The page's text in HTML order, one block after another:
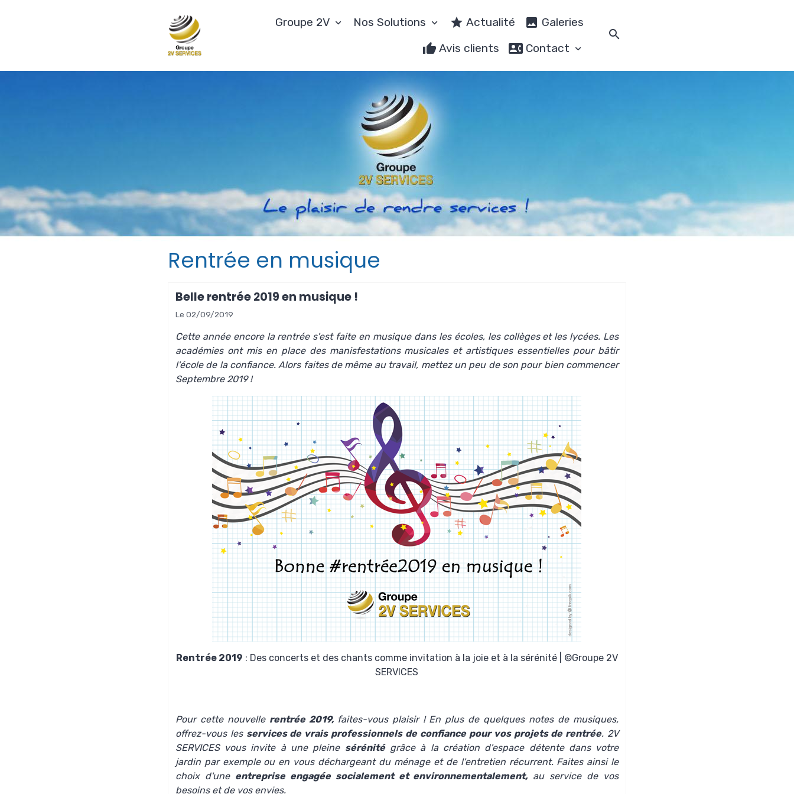
Groupe 2V Nos Solutions Actualité
Galeries
Avis clients
Contact
Rentrée en musique
Belle rentrée 2019 en musique !
Le 02/09/2019
Cette année encore la rentrée s'est faite en musique dans les écoles, les collèges et les lycées. Les
académies ont mis en place des manisfestations musicales et artistiquesessentielles pour bâtir
l'école de la confiance. Alors faites de même au travail, mettez un peu de son pour bien commencer
Septembre 2019 !
Rentrée 2019 : Des concerts et des chants comme invitation à la joie et à la sérénité | ©Groupe 2V
SERVICES
Pour cette nouvelle rentrée 2019, faites-vous plaisir ! En plus de quelques notes de musiques,
offrez-vous les services de vrais professionnels de confiance pour vos projets de rentrée. 2V
SERVICES vous invite à une pleine sérénitégrâce à la création d'espace détente dans votre
jardin par exemple ou en vous déchargeant du ménage et de l'entretien récurrent. Faites ainsi le
choix d'une entreprise engagée socialement et environnementalement,au service de vos
besoins et de vos envies.